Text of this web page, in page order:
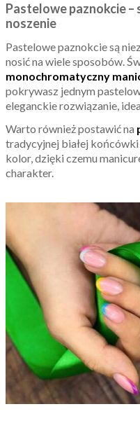
Pastelowe paznokcie
noszenie
Pastelowe paznokcie są
nosić na wiele sposobów.
monochromatyczny
pokrywasz jednym
eleganckie rozwiązanie,
Warto również postawić na
tradycyjnej białej
kolor, dzięki czemu
charakter.